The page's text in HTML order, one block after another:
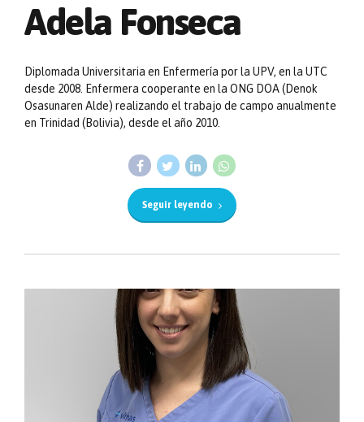
Adela Fonseca
Diplomada Universitaria en Enfermería por la UPV, en la UTC
desde 2008. Enfermera cooperante en la ONG DOA (Denok
Osasunaren Alde) realizando el trabajo de campo anualmente
en Trinidad (Bolivia), desde el año 2010.
Seguir leyendo